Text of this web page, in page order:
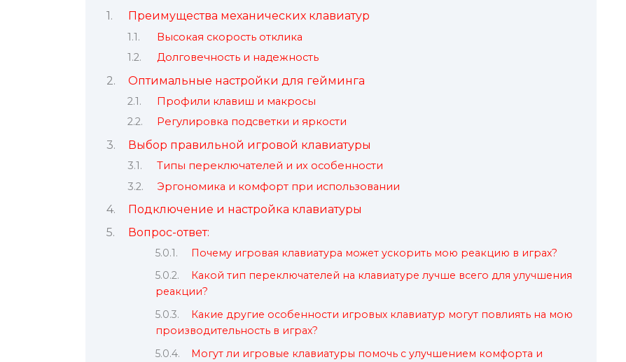
Преимущества механических клавиатур
Высокая скорость отклика
Долговечность и надежность
Оптимальные настройки для гейминга
Профили клавиш и макросы
Регулировка подсветки и яркости
Выбор правильной игровой клавиатуры
Типы переключателей и их особенности
Эргономика и комфорт при использовании
Подключение и настройка клавиатуры
Вопрос-ответ:
Почему игровая клавиатура может ускорить мою реакцию в играх?
Какой тип переключателей на клавиатуре лучше всего для улучшения
реакции?
Какие другие особенности игровых клавиатур могут повлиять на мою
производительность в играх?
Могут ли игровые клавиатуры помочь с улучшением комфорта и